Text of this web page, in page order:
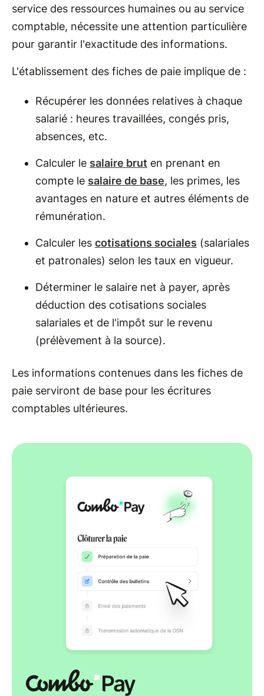
service des ressources humaines ou au service
comptable, nécessite une attention particulière
pour garantir l'exactitude des informations.
L'établissement des fiches de paie implique de :
Récupérer les données relatives à chaque
salarié : heures travaillées, congés pris,
absences, etc.
Calculer le salaire brut en prenant en
compte le salaire de base, les primes, les
avantages en nature et autres éléments de
rémunération.
Calculer les cotisations sociales (salariales
et patronales) selon les taux en vigueur.
Déterminer le salaire net à payer, après
déduction des cotisations sociales
salariales et de l'impôt sur le revenu
(prélèvement à la source).
Les informations contenues dans les fiches de
paie serviront de base pour les écritures
comptables ultérieures.